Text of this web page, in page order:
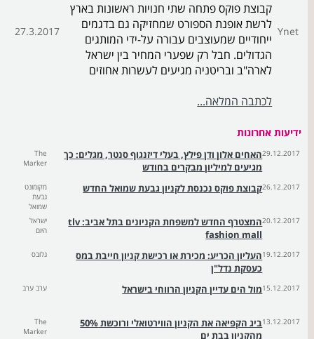
Ynet
קבוצת פוקס פתחה שתי חנויות ראשונות בארץ
לרשת אופנת הספורט שמחזיקה גם בדגמים
ייחודיים שמעוצבים עבורה על-ידי המותגים
הגדולים. חבל רק שפערי המחיר בין ישראל
לארה"ב ובריטניה מגיעים לעשרות אחוזים
לכתבה המלאה...
27.3.2017
ידיעות אחרונות
29.12.2017האחים אלון ודן פילץ, בעלי דיזנגוף סנטר, מגלים: כך
מגיעים למיליון מבקרים בחודש
The
Marker
26.12.2017קבוצת פוקס נכנסת לקניון גבעת שמואל החדש
מקומונט
גבעת
שמואל
20.12.2017
המצטרף החדש למשפחת הקניונים בתל אביב: tlv
fashion mall
ישראל
היום
19.12.2017העליון הכריע: מכירת או רכישת קניון חייבת במס
כעסקת נדל"ן
גלובס
15.12.2017מול הים עדיין הקניון הרווחי בישראל ערב ערב
13.12.2017
ביג הקפיאה את הקניון הווירטואלי ורוכשת 50%
מהקניון בבת ים
The
Marker